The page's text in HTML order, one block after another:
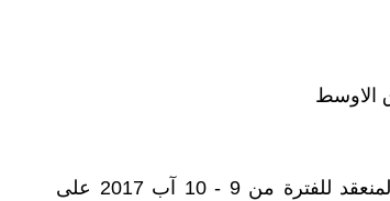
الاوسط
تنفيذا لمقررات مؤتمرنا الخامس العام المنعقد للفترة من 9 - 10 آب 2017 على